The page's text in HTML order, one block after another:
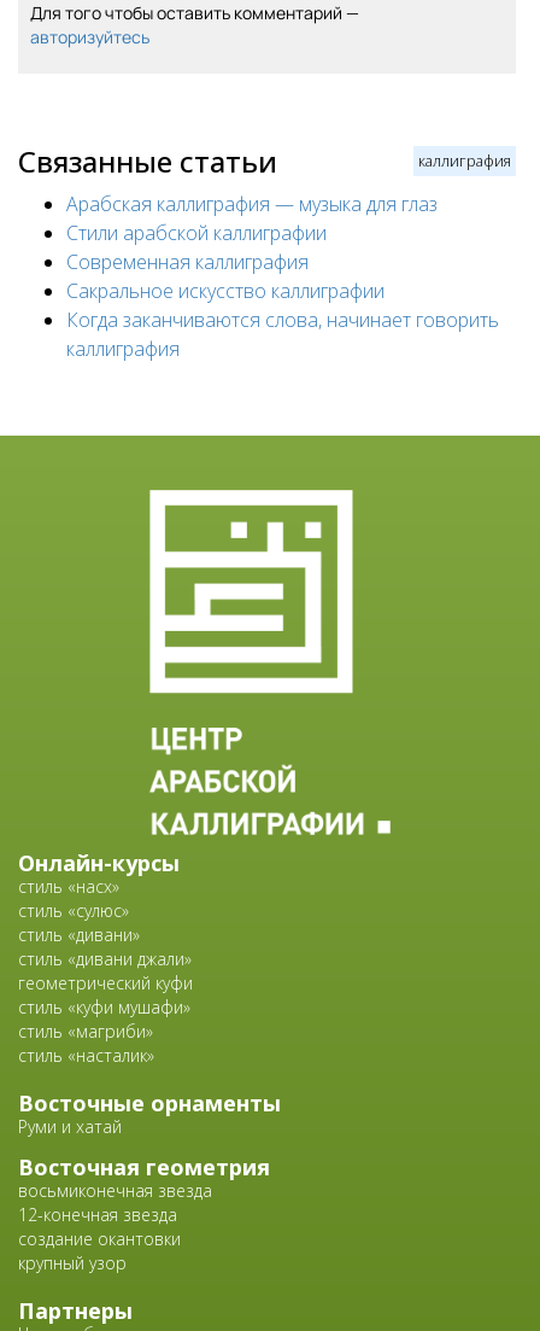
Для того чтобы оставить комментарий —
авторизуйтесь
каллиграфия
Связанные статьи
Арабская каллиграфия — музыка для глаз
Стили арабской каллиграфии
Современная каллиграфия
Сакральное искусство каллиграфии
Когда заканчиваются слова, начинает говорить
каллиграфия
Онлайн-курсы
стиль «насх»
стиль «сулюс»
стиль «дивани»
стиль «дивани джали»
геометрический куфи
стиль «куфи мушафи»
стиль «магриби»
стиль «насталик»
Восточные орнаменты
Руми и хатай
Восточная геометрия
восьмиконечная звезда
12-конечная звезда
создание окантовки
крупный узор
Партнеры